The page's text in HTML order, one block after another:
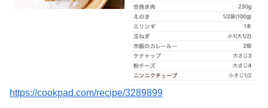
https://cookpad.com/recipe/3289899